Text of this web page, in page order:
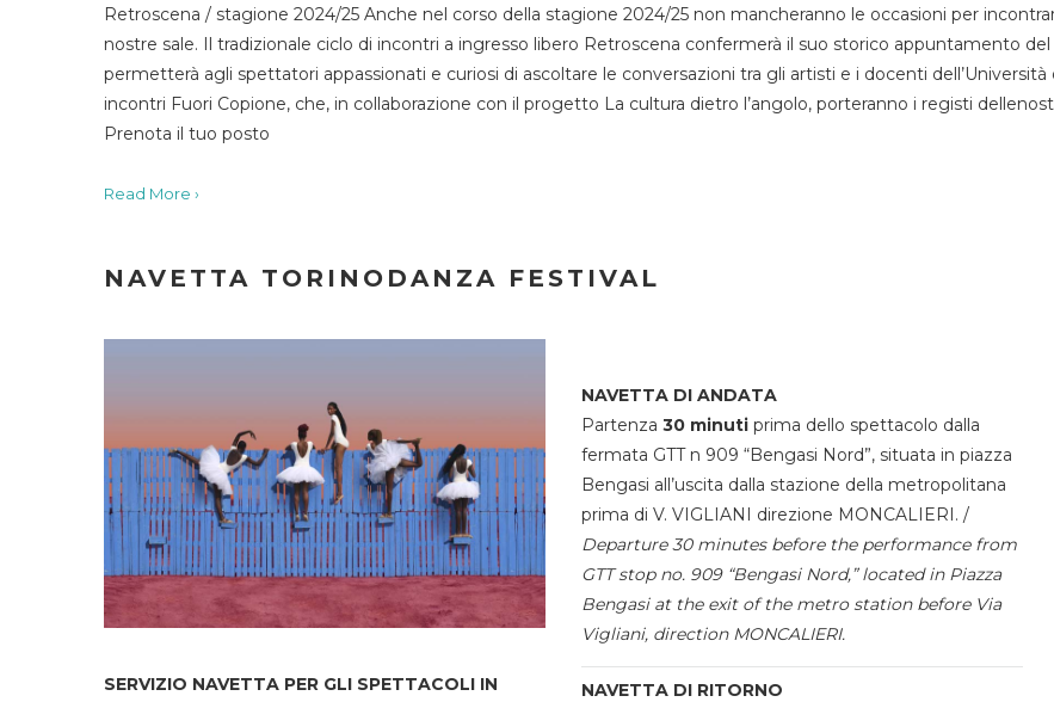
Retroscena / stagione 2024/25 Anche nel corso della stagione 2024/25 non mancheranno le occasioni per
nostre sale. Il tradizionale ciclo di incontri a ingresso libero Retroscena confermerà il suo storico appuntamento
permetterà agli spettatori appassionati e curiosi di ascoltare le conversazioni tra gli artisti e i docenti
incontri Fuori Copione, che, in collaborazione con il progetto La cultura dietro l’angolo, porteranno i registi
Prenota il tuo posto
Read More ›
NAVETTA TORINODANZA FESTIVAL
SERVIZIO NAVETTA PER GLI SPETTACOLI IN
NAVETTA DI ANDATA
Partenza 30 minuti prima dello spettacolo dalla
fermata GTT n 909 “Bengasi Nord”, situata in piazza
Bengasi all’uscita dalla stazione della metropolitana
prima di V. VIGLIANI direzione MONCALIERI. /
Departure 30 minutes before the performance from
GTT stop no. 909 “Bengasi Nord,” located in Piazza
Bengasi at the exit of the metro station before Via
Vigliani, direction MONCALIERI.
NAVETTA DI RITORNO